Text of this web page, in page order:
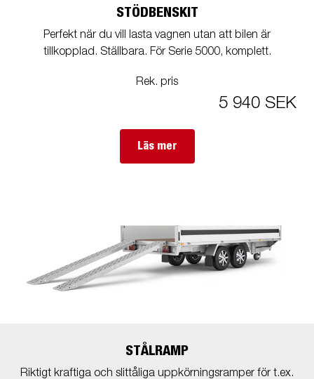
STÖDBENSKIT
Perfekt när du vill lasta vagnen utan att bilen är
tillkopplad. Ställbara. För Serie 5000, komplett.
Rek. pris
5 940 SEK
Läs mer
STÅLRAMP
Riktigt kraftiga och slittåliga uppkörningsramper för t.ex.